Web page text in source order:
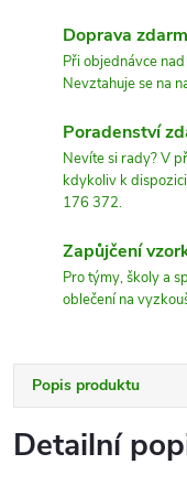
Doprava
Při objednávce
Nevztahuje se na
Poradenství
Nevíte si rady? V
kdykoliv k
176 372.
Zapůjčení
Pro týmy, školy a
oblečení na
Popis produktu
Detailní